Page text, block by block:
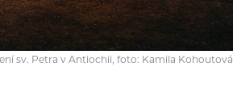
sv. Petra v Antiochii, foto: Kamila Kohoutová